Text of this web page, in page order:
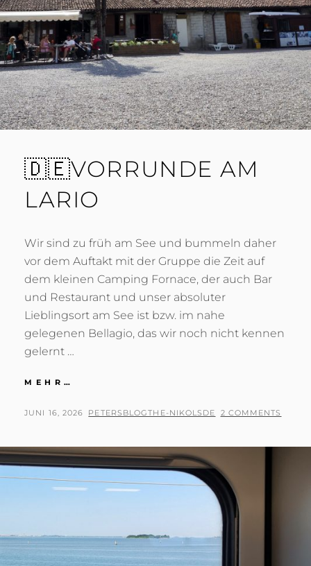
🇩🇪VORRUNDE AM
LARIO
Wir sind zu früh am See und bummeln daher
vor dem Auftakt mit der Gruppe die Zeit auf
dem kleinen Camping Fornace, der auch Bar
und Restaurant und unser absoluter
Lieblingsort am See ist bzw. im nahe
gelegenen Bellagio, das wir noch nicht kennen
gelernt …
MEHR…
AM
POSTED
JUNI 16, 2026 BY
PETERSBLOGTHE-NIKOLSDE 2 COMMENTS